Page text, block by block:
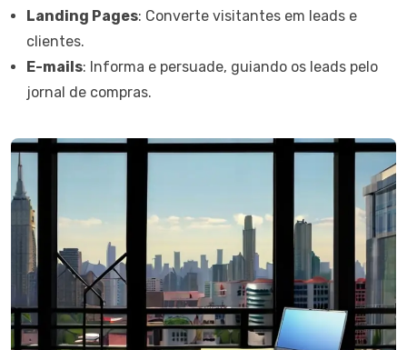
Landing Pages: Converte visitantes em leads e
clientes.
E-mails: Informa e persuade, guiando os leads pelo
jornal de compras.